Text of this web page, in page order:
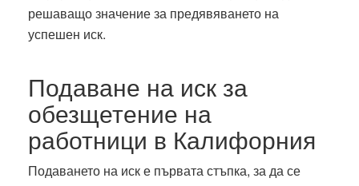
решаващо значение за предявяването на
успешен иск.
Подаване на иск за
обезщетение на
работници в Калифорния
Подаването на иск е първата стъпка, за да се